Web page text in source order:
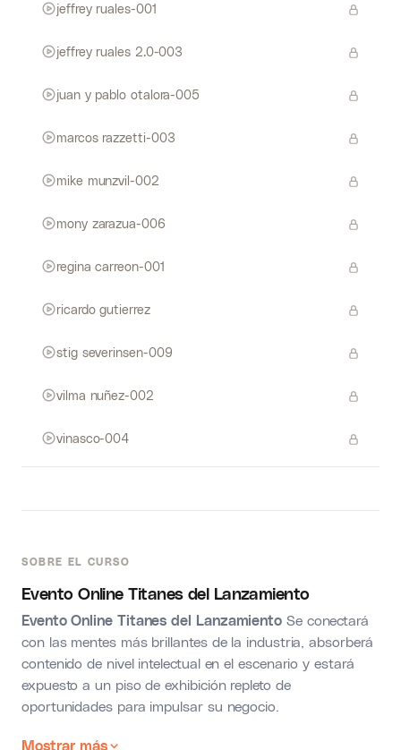
SOBRE EL CURSO
Evento Online Titanes del Lanzamiento
Evento Online Titanes del Lanzamiento Se conectará
con las mentes más brillantes de la industria, absorberá
contenido de nivel intelectual en el escenario y estará
expuesto a un piso de exhibición repleto de
oportunidades para impulsar su negocio.
Mostrar más
jeffrey ruales-001
jeffrey ruales 2.0-003
juan y pablo otalora-005
marcos razzetti-003
mike munzvil-002
mony zarazua-006
regina carreon-001
ricardo gutierrez
stig severinsen-009
vilma nuñez-002
vinasco-004